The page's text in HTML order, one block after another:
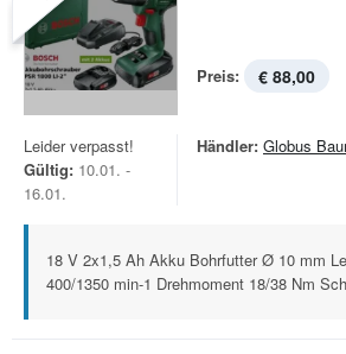
Preis: € 88,00
Leider verpasst!
Gültig: 10.01. -
16.01.
Händler: Globus
18 V 2x1,5 Ah Akku Bohrfutter Ø 10 mm
400/1350 min-1 Drehmoment 18/38 Nm